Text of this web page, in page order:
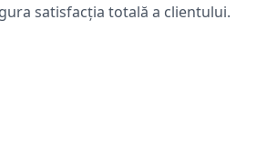
satisfacția totală a clientului.